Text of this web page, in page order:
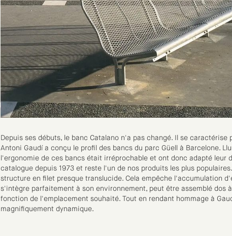
Depuis ses débuts, le banc Catalano n'a pas changé. Il se
Antoni Gaudí a conçu le profil des bancs du parc Güell à Barcelone.
l'ergonomie de ces bancs était irréprochable et ont donc adapté leur
catalogue depuis 1973 et reste l'un de nos produits les plus
structure en filet presque translucide. Cela empêche l'accumulation
s'intègre parfaitement à son environnement, peut être assemblé dos
fonction de l'emplacement souhaité. Tout en rendant hommage à
magnifiquement dynamique.